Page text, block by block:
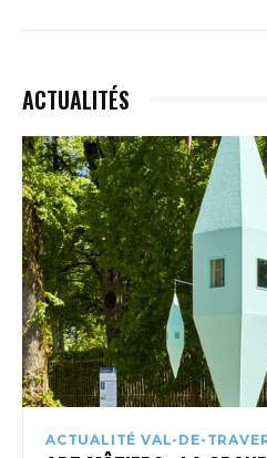
ACTUALITÉS
ACTUALITÉ VAL-DE-